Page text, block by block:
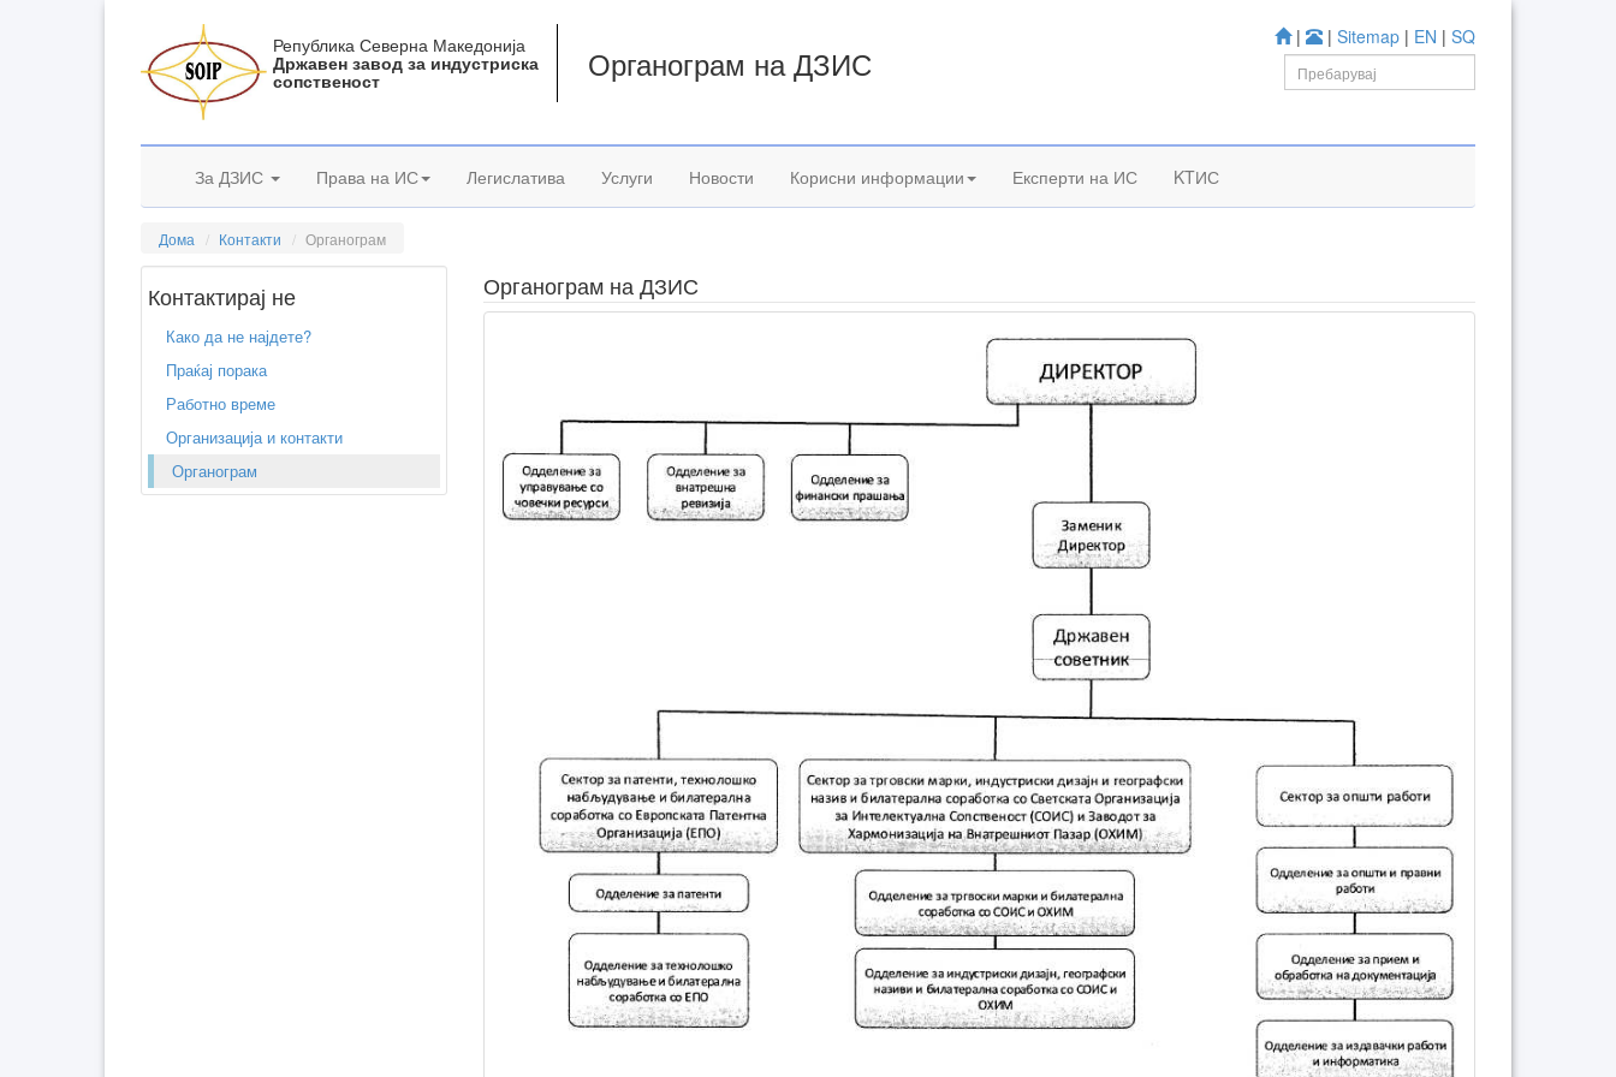
| | Sitemap | EN | SQ
Република Северна Македонија
Државен завод за индустриска
сопственост Органограм на ДЗИС
За ДЗИС Права на ИС Легислатива Услуги Новости Корисни информации Експерти на ИС KTИС
Дома Контакти Органограм
Контактирај не
Како да не најдете?
Праќај порака
Работно време
Организација и контакти
Органограм
Органограм на ДЗИС